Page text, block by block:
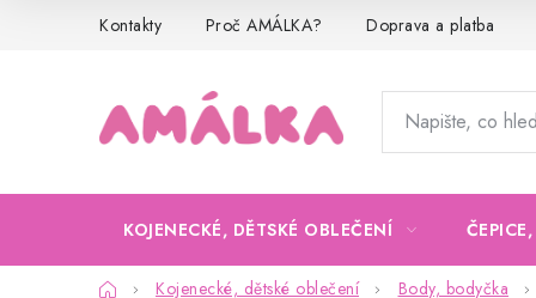
Kontakty Proč AMÁLKA? Doprava a platba
KOJENECKÉ, DĚTSKÉ OBLEČENÍ
DomůKojenecké, dětské oblečení Body, bodyčka